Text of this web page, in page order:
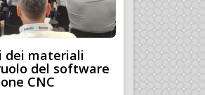
dei materiali
del software
CNC